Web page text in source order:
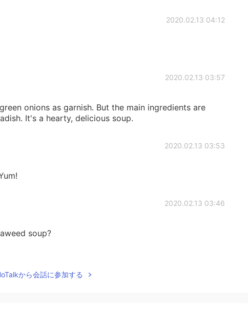
2020.02.13 04:12
2020.02.13 03:57
onions as garnish. But the main ingredients are
It's a hearty, delicious soup.
2020.02.13 03:53
2020.02.13 03:46
soup?
から会話に参加する